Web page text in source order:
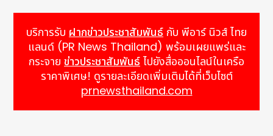
บริการรับ ฝากข่าวประชาสัมพันธ์ กับ พีอาร์ นิวส์ ไทย
แลนด์ (PR News Thailand) พร้อมเผยแพร่และ
กระจาย ข่าวประชาสัมพันธ์ ไปยังสื่อออนไลน์ในเครือ
ราคาพิเศษ! ดูรายละเอียดเพิ่มเติมได้ที่เว็บไซต์
prnewsthailand.com